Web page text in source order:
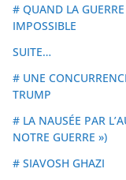
# QUAND LA
IMPOSSIBLE
SUITE…
# UNE
TRUMP
# LA NAUSÉE PAR
NOTRE GUERRE »)
# SIAVOSH GHAZI